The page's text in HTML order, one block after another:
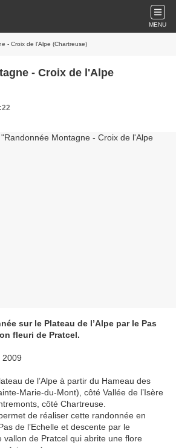
MENU
- Croix de l'Alpe (Chartreuse)
- Croix de l'Alpe
sur le Plateau de l’Alpe par le Pas
fleuri de Pratcel.
2009
de l’Alpe à partir du Hameau des
Marie-du-Mont), côté Vallée de l’Isère
côté Chartreuse.
de réaliser cette randonnée en
de l’Echelle et descente par le
vallon de Pratcel qui abrite une flore